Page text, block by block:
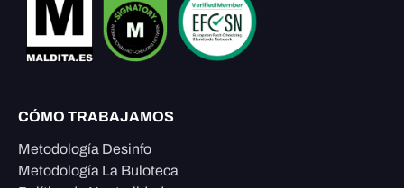
CÓMO TRABAJAMOS
Metodología Desinfo
Metodología La Buloteca